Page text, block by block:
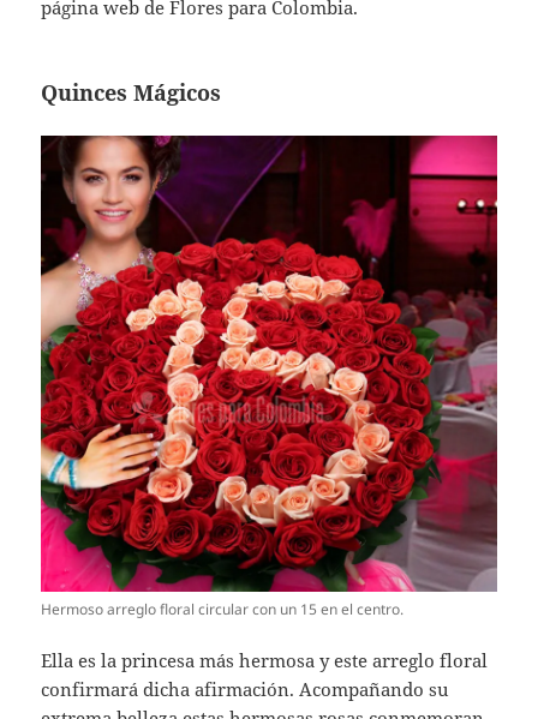
página web de Flores para Colombia.
Quinces Mágicos
Hermoso arreglo floral circular con un 15 en el centro.
Ella es la princesa más hermosa y este arreglo floral
confirmará dicha afirmación. Acompañando su